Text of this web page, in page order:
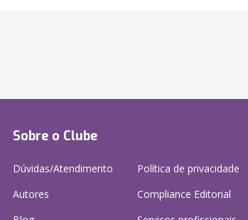
Sobre o Clube
Dúvidas/Atendimento
Autores
Política de privacidade
Compliance Editorial